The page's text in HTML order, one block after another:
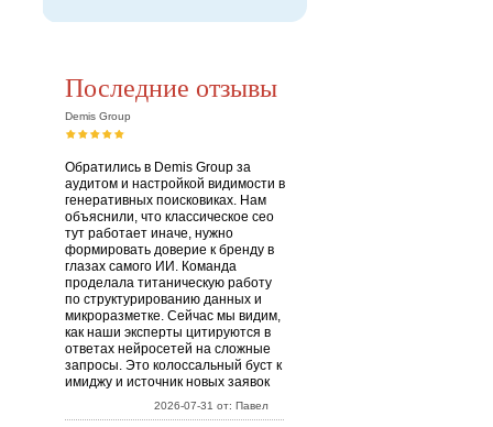
Последние отзывы
Demis Group
Обратились в Demis Group за
аудитом и настройкой видимости в
генеративных поисковиках. Нам
объяснили, что классическое сео
тут работает иначе, нужно
формировать доверие к бренду в
глазах самого ИИ. Команда
проделала титаническую работу
по структурированию данных и
микроразметке. Сейчас мы видим,
как наши эксперты цитируются в
ответах нейросетей на сложные
запросы. Это колоссальный буст к
имиджу и источник новых заявок
2026-07-31 от: Павел